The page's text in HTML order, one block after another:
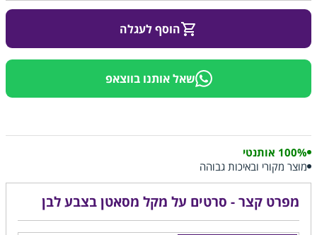
הוסף לעגלה
שאל אותנו בווצאפ
100% אותנטי
מוצר מקורי ובאיכות גבוהה
מפרט קצר - סרטים על מקל מסאטן בצבע לבן